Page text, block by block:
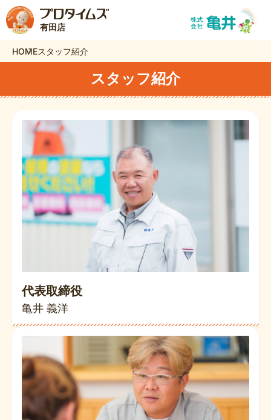
有田店
HOMEスタッフ紹介
スタッフ紹介
代表取締役
亀井 義洋